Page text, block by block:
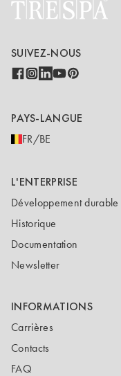
SUIVEZ-NOUS
PAYS-LANGUE
FR/BE
L'ENTERPRISE
Développement durable
Historique
Documentation
Newsletter
INFORMATIONS
Carrières
Contacts
FAQ